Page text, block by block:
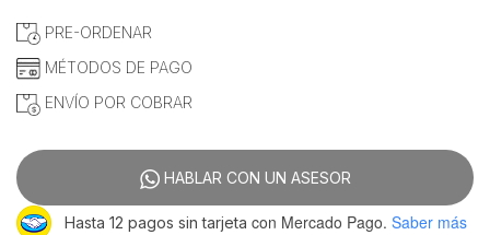
PRE-ORDENAR
MÉTODOS DE PAGO
ENVÍO POR COBRAR
HABLAR CON UN ASESOR
Hasta 12 pagos sin tarjeta con Mercado Pago. Saber más